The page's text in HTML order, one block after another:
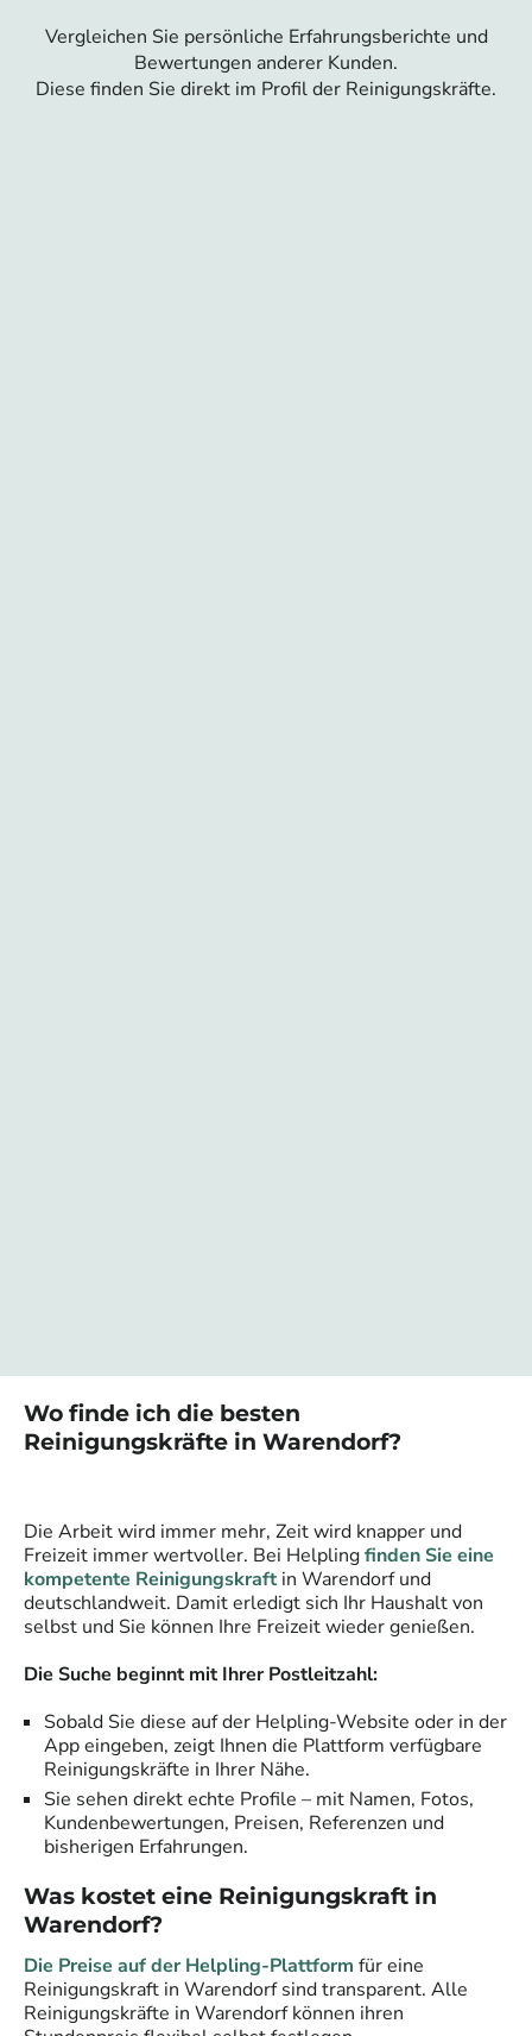
Vergleichen Sie persönliche Erfahrungsberichte und
Bewertungen anderer Kunden.
Diese finden Sie direkt im Profil der Reinigungskräfte.
Wo finde ich die besten
Reinigungskräfte in Warendorf?
Die Arbeit wird immer mehr, Zeit wird knapper und
Freizeit immer wertvoller. Bei Helplingfinden Sie eine
kompetente Reinigungskraft in Warendorfund
deutschlandweit. Damit erledigt sich Ihr Haushalt von
selbst und Sie können Ihre Freizeit wieder genießen.
Die Suche beginnt mit Ihrer Postleitzahl:
Sobald Sie diese auf der Helpling-Website oder in der
App eingeben, zeigt Ihnen die Plattform verfügbare
Reinigungskräfte in Ihrer Nähe.
Sie sehen direkt echte Profile – mit Namen, Fotos,
Kundenbewertungen, Preisen, Referenzen und
bisherigen Erfahrungen.
Was kostet eine Reinigungskraft in
Warendorf?
Die Preise auf der Helpling-Plattform für eine
Reinigungskraft in Warendorfsind transparent. Alle
Reinigungskräfte in Warendorfkönnen ihren